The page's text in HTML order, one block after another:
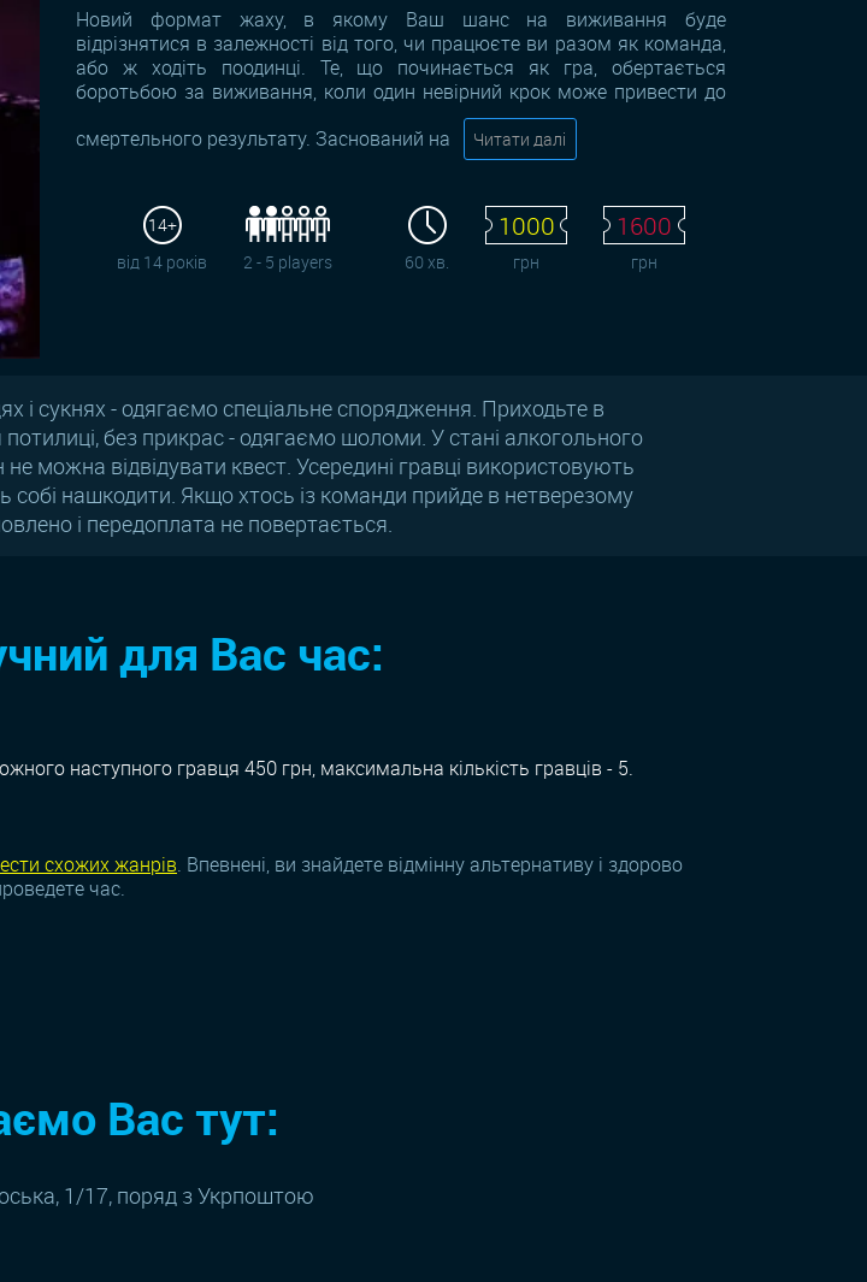
Новий формат жаху, в якому Ваш шанс на виживання буде
відрізнятися в залежності від того, чи працюєте ви разом як команда,
або ж ходіть поодинці. Те, що починається як гра, обертається
боротьбою за виживання, коли один невірний крок може привести до
смертельного результату. Заснований на
Читати далі
14+
від 14 років
2 - 5 players 60 хв.
1000
грн
1600
грн
і сукнях - одягаємо спеціальне спорядження. Приходьте в
потилиці, без прикрас - одягаємо шоломи. У стані алкогольного
можна відвідувати квест. Усередині гравці використовують
собі нашкодити. Якщо хтось із команди прийде в нетверезому
і передоплата не повертається.
для Вас час:
наступного гравця 450 грн, максимальна кількість гравців - 5.
схожих жанрiв. Впевнені, ви знайдете відмінну альтернативу і здорово
час.
Вас тут:
1/17, поряд з Укрпоштою